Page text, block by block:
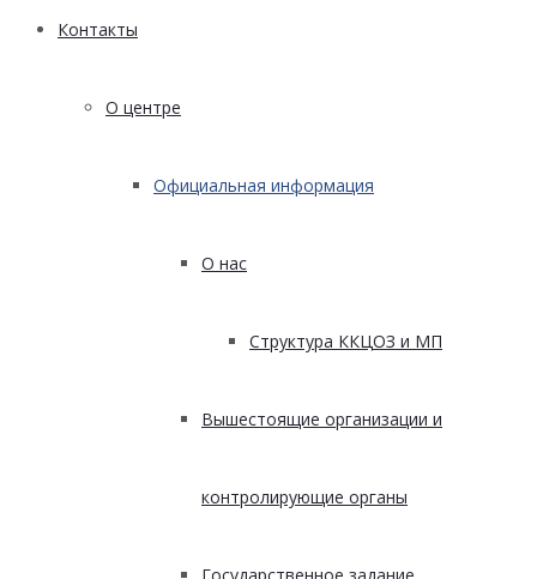
Контакты
О центре
Официальная информация
О нас
Структура ККЦОЗ и МП
Вышестоящие организации и
контролирующие органы